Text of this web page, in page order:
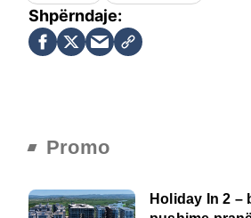
Promo
Holiday In 2 –